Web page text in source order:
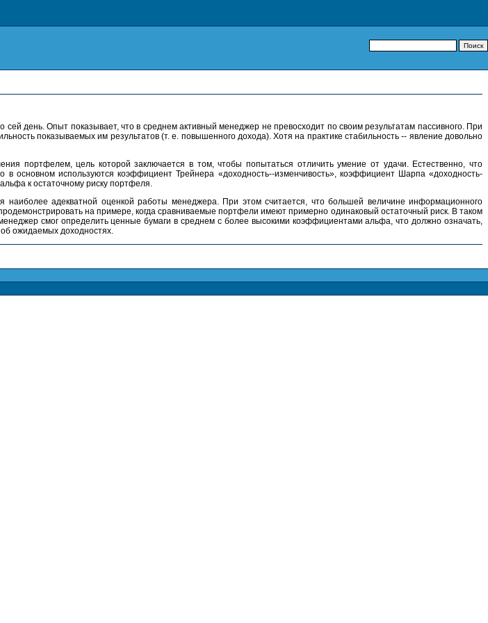
день. Опыт показывает, что в среднем активный менеджер не превосходит по своим результатам пассивного. При
показываемых им результатов (т. е. повышенного дохода). Хотя на практике стабильность -- явление довольно
портфелем, цель которой заключается в том, чтобы попытаться отличить умение от удачи. Естественно, что
основном используются коэффициент Трейнера «доходность--изменчивость», коэффициент Шарпа «доходность-
к остаточному риску портфеля.
наиболее адекватной оценкой работы менеджера. При этом считается, что большей величине информационного
на примере, когда сравниваемые портфели имеют примерно одинаковый остаточный риск. В таком
смог определить ценные бумаги в среднем с более высокими коэффициентами альфа, что должно означать,
ожидаемых доходностях.